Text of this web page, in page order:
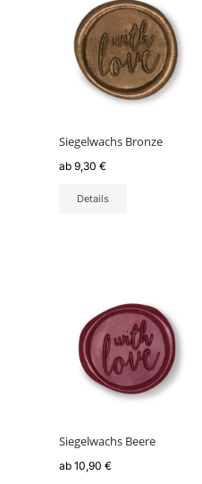
Siegelwachs Bronze
ab 9,30 €
Details
Produkt
weist
mehrere
Varianten
können
auf
Produktseite
Siegelwachs Beere
ab 10,90 €
Produkt
weist
mehrere
Varianten
können
auf